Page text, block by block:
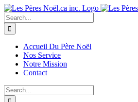
Skip
to
content
Search
for:
Accueil Du Père Noël
Nos Service
Notre Mission
Contact
Search
for: